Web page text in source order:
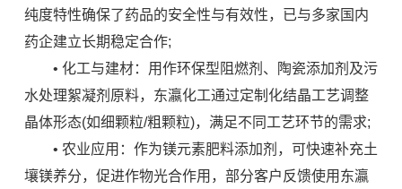
纯度特性确保了药品的安全性与有效性，已与多家国内
药企建立长期稳定合作;
• 化工与建材：用作环保型阻燃剂、陶瓷添加剂及污
水处理絮凝剂原料，东瀛化工通过定制化结晶工艺调整
晶体形态(如细颗粒/粗颗粒)，满足不同工艺环节的需求;
• 农业应用：作为镁元素肥料添加剂，可快速补充土
壤镁养分，促进作物光合作用，部分客户反馈使用东瀛